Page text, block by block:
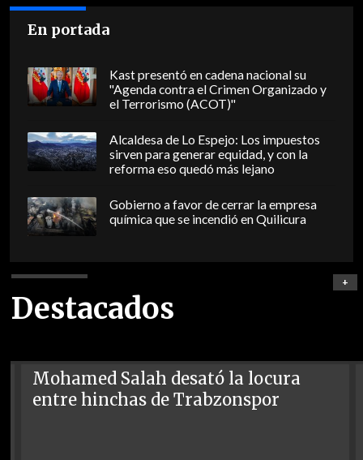
En portada
Kast presentó en cadena nacional su
"Agenda contra el Crimen Organizado y
el Terrorismo (ACOT)"
Alcaldesa de Lo Espejo: Los impuestos
sirven para generar equidad, y con la
reforma eso quedó más lejano
Gobierno a favor de cerrar la empresa
química que se incendió en Quilicura
Destacados
+
Mohamed Salah desató la locura
entre hinchas de Trabzonspor